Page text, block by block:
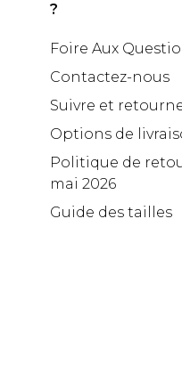
?
Foire Aux
Contactez-nous
Suivre et
Options de
Politique de
mai 2026
Guide des tailles